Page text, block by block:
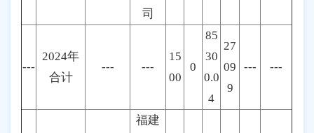
司
---
2024年
合计
--- ---
15
00
0
85
30
0.0
4
27
09
9
--- ---
福建